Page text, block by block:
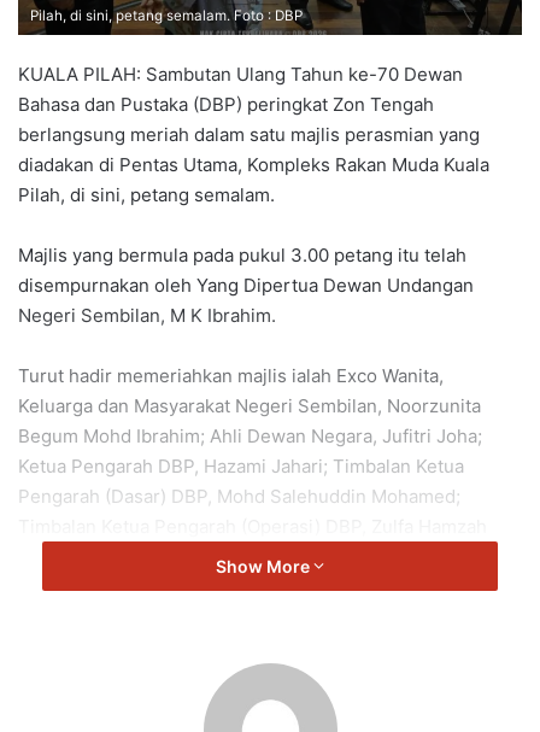
Pilah, di sini, petang semalam. Foto : DBP
KUALA PILAH: Sambutan Ulang Tahun ke-70 Dewan
Bahasa dan Pustaka (DBP) peringkat Zon Tengah
berlangsung meriah dalam satu majlis perasmian yang
diadakan di Pentas Utama, Kompleks Rakan Muda Kuala
Pilah, di sini, petang semalam.
Majlis yang bermula pada pukul 3.00 petang itu telah
disempurnakan oleh Yang Dipertua Dewan Undangan
Negeri Sembilan, M K Ibrahim.
Turut hadir memeriahkan majlis ialah Exco Wanita,
Keluarga dan Masyarakat Negeri Sembilan, Noorzunita
Begum Mohd Ibrahim; Ahli Dewan Negara, Jufitri Joha;
Ketua Pengarah DBP, Hazami Jahari; Timbalan Ketua
Pengarah (Dasar) DBP, Mohd Salehuddin Mohamed;
serta Pegawai Daerah Kuala Pilah, Nawal Mohamed Amin.
sekitar Kuala Pilah, mahasiswa, pelajar kolej dan sekolah,
selain kanak-kanak prasekolah dan tadika serta warga
Show More